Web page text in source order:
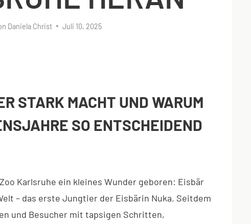
Daniela Christ Juli 10, 2025
STARK MACHT UND WARUM
SO ENTSCHEIDEND
Karlsruhe ein kleines Wunder geboren: Eisbär
– das erste Jungtier der Eisbärin Nuka. Seitdem
und Besucher mit tapsigen Schritten,